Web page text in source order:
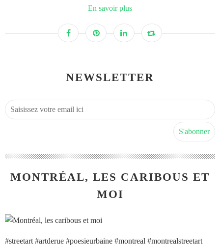
En savoir plus
NEWSLETTER
MONTRÉAL, LES CARIBOUS ET
MOI
#streetart #artderue #poesieurbaine #montreal #montrealstreetart